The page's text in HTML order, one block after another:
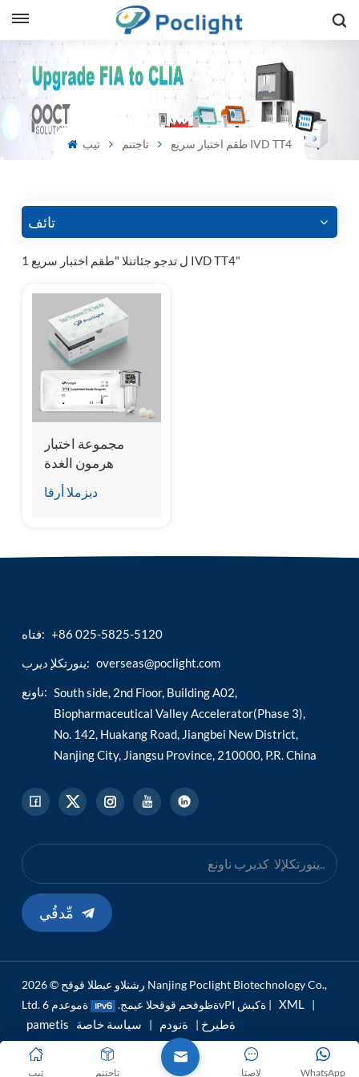
تيب تاجتنم طقم اختبار سريع IVD TT4
تائف
1 ل تدجو جئاتنلا "طقم اختبار سريع IVD TT4"
مجموعة اختبار
هرمون الغدة
الدرقية الكلي
(TT4)
ديزملا أرقا
فتاه: +86 025-5825-5120
ينورتكلإ ديرب: overseas@poclight.com
ناونع: South side, 2nd Floor, Building A02,
Biopharmaceutical Valley Accelerator(Phase 3),
No. 142, Huakang Road, Jiangbei New District,
Nanjing City, Jiangsu Province, 210000, P.R. China
مِّدقُي
رشنلاو عبطلا قوقح © 2026 Nanjing Poclight Biotechnology Co.,
Ltd. ةظوفحم قوقحلا عيمج.
ةموعدم 6vPI ةكبش | XML |
pametis ةطيرخ | ةنودم | سياسة خاصة
تيب تاجتنم WhatsApp لاصتا